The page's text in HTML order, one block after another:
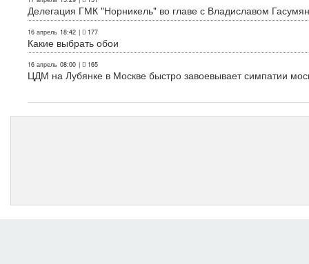
Делегация ГМК "Норникель" во главе с Владиславом
16 апрель 18:42 | 177
Какие выбрать обои
16 апрель 08:00 | 165
ЦДМ на Лубянке в Москве быстро завоевывает симпатии